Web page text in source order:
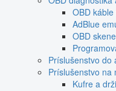
OBD
AdBlue
OBD
Príslušenstvo do
Príslušenstvo na
Kufre a